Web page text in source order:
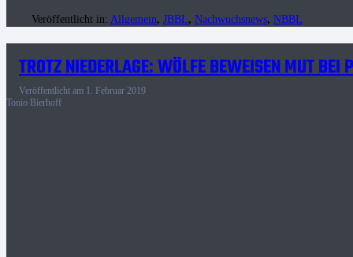
Veröffentlicht in: Allgemein, JBBL, Nachwuchsnews, NBBL
TROTZ NIEDERLAGE: WÖLFE BEWEISEN MUT BEI
Veröffentlicht am 1. Februar 2019
Tonio Bierhoff